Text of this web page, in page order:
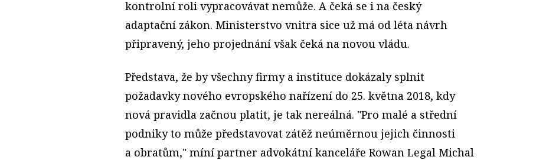
kontrolní roli vypracovávat nemůže. A čeká se i na český
adaptační zákon. Ministerstvo vnitra sice už má od léta návrh
připravený, jeho projednání však čeká na novou vládu.
Představa, že by všechny firmy a instituce dokázaly splnit
požadavky nového evropského nařízení do 25. května 2018, kdy
nová pravidla začnou platit, je tak nereálná. "Pro malé a střední
podniky to může představovat zátěž neúměrnou jejich činnosti
a obratům," míní partner advokátní kanceláře Rowan Legal Michal